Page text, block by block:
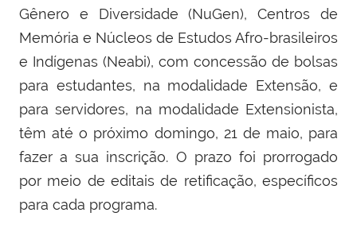
Gênero e Diversidade (NuGen), Centros de
Memória e Núcleos de Estudos Afro-brasileiros
e Indígenas (Neabi), com concessão de bolsas
para estudantes, na modalidade Extensão, e
para servidores, na modalidade Extensionista,
têm até o próximo domingo, 21 de maio, para
fazer a sua inscrição. O prazo foi prorrogado
por meio de editais de retificação, específicos
para cada programa.